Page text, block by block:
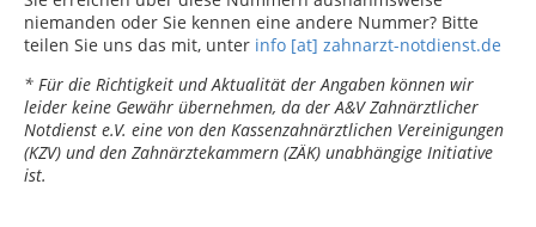
niemanden oder Sie kennen eine andere Nummer? Bitte
teilen Sie uns das mit, unter info [at] zahnarzt-notdienst.de
* Für die Richtigkeit und Aktualität der Angaben können wir
leider keine Gewähr übernehmen, da der A&V Zahnärztlicher
Notdienst e.V. eine von den Kassenzahnärztlichen Vereinigungen
(KZV) und den Zahnärztekammern (ZÄK) unabhängige Initiative
ist.